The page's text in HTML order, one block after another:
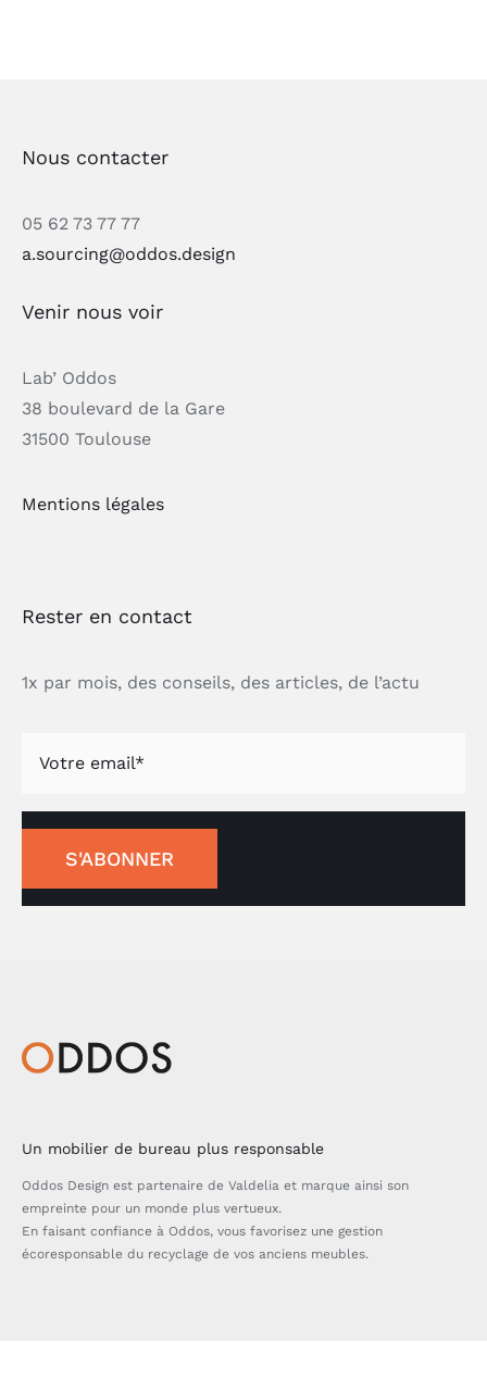
Nous contacter
05 62 73 77 77
a.sourcing@oddos.design
Venir nous voir
Lab’ Oddos
38 boulevard de la Gare
31500 Toulouse
Mentions légales
Rester en contact
1x par mois, des conseils, des articles, de l’actu
S'ABONNER
Un mobilier de bureau plus responsable
Oddos Design est partenaire de Valdelia et marque ainsi son
empreinte pour un monde plus vertueux.
En faisant confiance à Oddos, vous favorisez une gestion
écoresponsable du recyclage de vos anciens meubles.